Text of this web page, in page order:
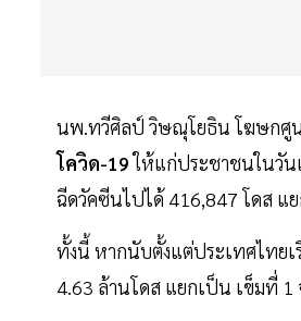
นพ.ทวีศิลป์ วิษณุโยธิน โฆษกศูน
โควิด-19ให้แก่ประชาชนในวัน
ฉีดวัคซีนไปได้ 416,847 โดส แ
ทั้งนี้ หากนับตั้งแต่ประเทศไทย
4.63 ล้านโดส แยกเป็น เข็มที่ 1